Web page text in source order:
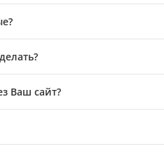
Ваш сайт?